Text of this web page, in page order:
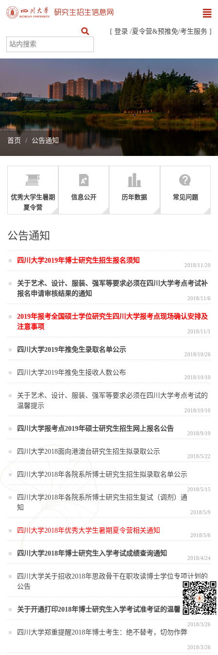
[ 登录 /夏令营&预推免/考生服务 ]
首页 公告通知
优秀大学生暑期
夏令营
信息公开 历年数据 常见问题
公告通知
四川大学2019年博士研究生招生报名须知
2018/11/20
关于艺术、设计、服装、强军等要求必须在四川大学考点考试补
报名申请审核结果的通知
2018/11/6
2019年报考全国硕士学位研究生四川大学报考点现场确认安排及
注意事项
2018/11/1
四川大学2019年推免生录取名单公示
2018/10/26
四川大学2019年推免生接收人数公布
2018/10/10
关于艺术、设计、服装、强军等要求必须在四川大学考点考试的
温馨提示
2018/10/10
四川大学报考点2019年硕士研究生招生网上报名公告
2018/9/19
四川大学2018面向港澳台研究生招生拟录取公示
2018/5/22
四川大学2018年各院系所博士研究生招生拟录取名单公示
2018/5/15
四川大学2018年各院系所博士研究生招生复试（调剂）通
知
2018/5/9
四川大学2018年优秀大学生暑期夏令营相关通知
2018/5/6
四川大学2018年博士研究生入学考试成绩查询通知
2018/4/24
四川大学关于招收2018年思政骨干在职攻读博士学位专项计划的
公告
2018/4/10
关于开通打印2018年博士研究生入学考试准考证的温馨提示
2018/3/26
四川大学郑重提醒2018年博士考生：绝不替考，切勿作弊
2018/3/26